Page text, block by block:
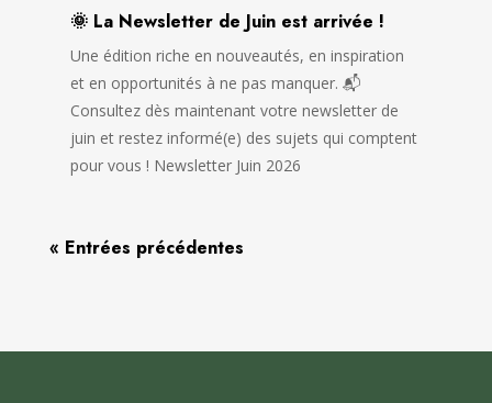
🌞 La Newsletter de Juin est arrivée !
Une édition riche en nouveautés, en inspiration
et en opportunités à ne pas manquer. 📬
Consultez dès maintenant votre newsletter de
juin et restez informé(e) des sujets qui comptent
pour vous ! Newsletter Juin 2026
« Entrées précédentes